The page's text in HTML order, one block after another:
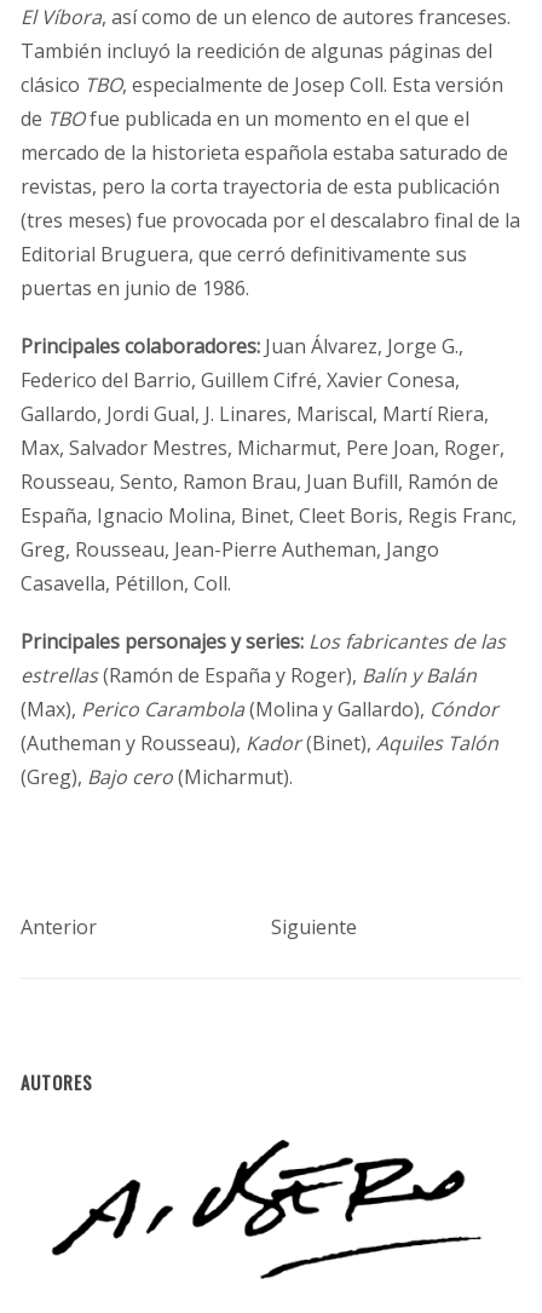
El Víbora, así como de un elenco de autores franceses.
También incluyó la reedición de algunas páginas del
clásico TBO, especialmente de Josep Coll. Esta versión
de TBOfue publicada en un momento en el que el
mercado de la historieta española estaba saturado de
revistas, pero la corta trayectoria de esta publicación
(tres meses) fue provocada por el descalabro final de la
Editorial Bruguera, que cerró definitivamente sus
puertas en junio de 1986.
Principalescolaboradores:Juan Álvarez, Jorge G.,
Federico del Barrio, Guillem Cifré, Xavier Conesa,
Gallardo, Jordi Gual, J. Linares, Mariscal, Martí Riera,
Max, Salvador Mestres, Micharmut, Pere Joan, Roger,
Rousseau, Sento, Ramon Brau, Juan Bufill, Ramón de
España, Ignacio Molina, Binet, Cleet Boris, Regis Franc,
Greg, Rousseau, Jean-Pierre Autheman, Jango
Casavella, Pétillon, Coll.
Principales personajes y series: Los fabricantes de las
estrellas(Ramón de España y Roger), Balín y Balán
(Max), Perico Carambola(Molina y Gallardo), Cóndor
(Autheman y Rousseau), Kador(Binet), Aquiles Talón
(Greg), Bajo cero(Micharmut).
Anterior Siguiente
AUTORES